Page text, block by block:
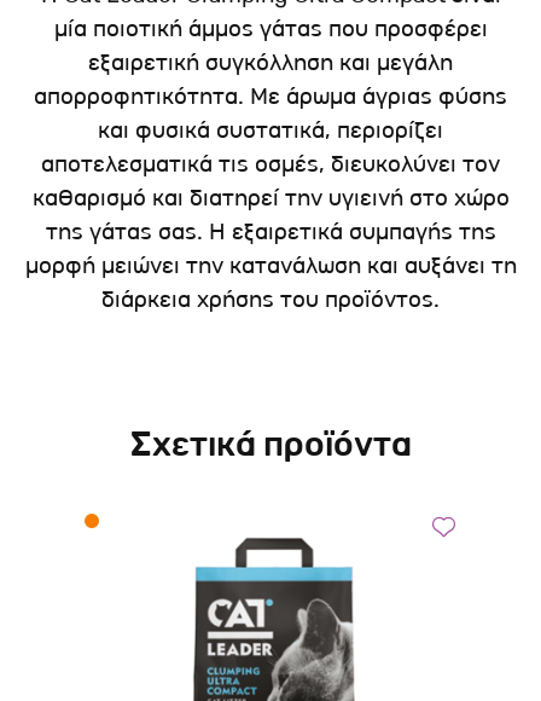
μία ποιοτική άμμος γάτας που προσφέρει
εξαιρετική συγκόλληση και μεγάλη
απορροφητικότητα. Με άρωμα άγριας φύσης
και φυσικά συστατικά, περιορίζει
αποτελεσματικά τις οσμές, διευκολύνει τον
καθαρισμό και διατηρεί την υγιεινή στο χώρο
της γάτας σας. Η εξαιρετικά συμπαγής της
μορφή μειώνει την κατανάλωση και αυξάνει τη
διάρκεια χρήσης του προϊόντος.
Σχετικά προϊόντα